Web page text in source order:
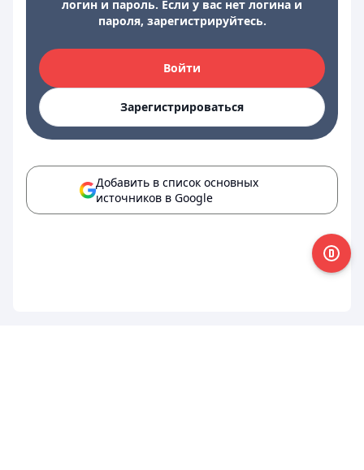
логин и пароль. Если у вас нет логина и
пароля, зарегистрируйтесь.
Войти
Зарегистрироваться
Добавить в список основных
источников в Google